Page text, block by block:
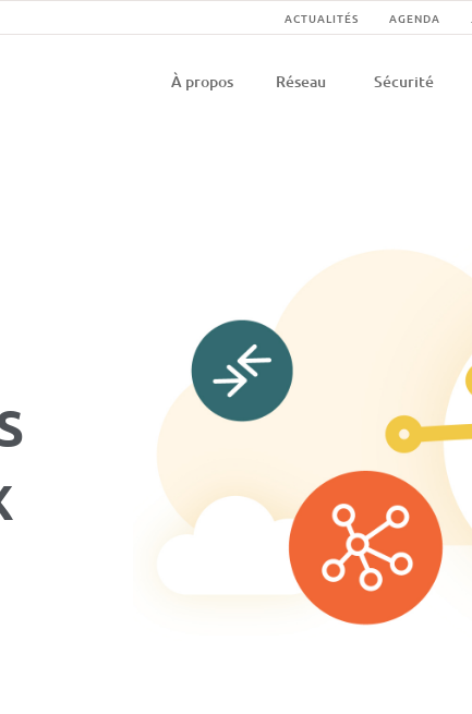
ACTUALITÉS AGENDA
Navigation
À propos Réseau Sécurité